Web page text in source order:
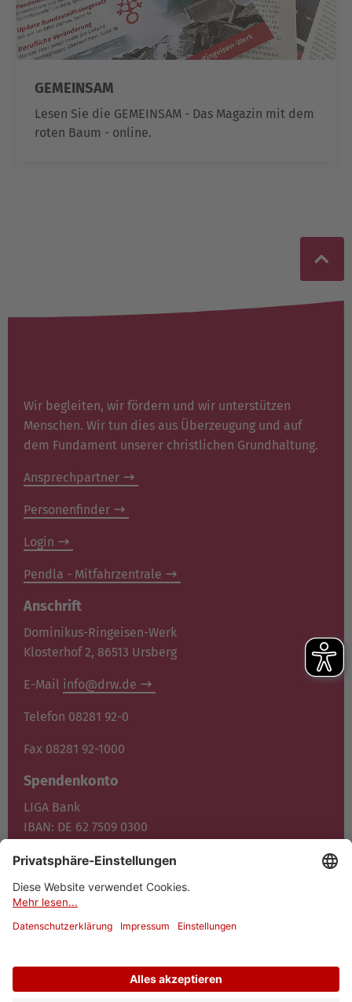
GEMEINSAM
Lesen Sie die GEMEINSAM - Das Magazin mit dem
roten Baum - online.
Wir begleiten, wir fördern und wir unterstützen
Menschen. Wir tun dies aus Überzeugung und auf
dem Fundament unserer christlichen Grundhaltung.
Ansprechpartner
Personenfinder
Login
Pendla - Mitfahrzentrale
Anschrift
Dominikus-Ringeisen-Werk
Klosterhof 2, 86513 Ursberg
E-Mail info@drw.de
Telefon 08281 92-0
Fax 08281 92-1000
Spendenkonto
LIGA Bank
IBAN: DE 62 7509 0300
BIC: GENO DE F1M05
Jetzt spenden
Cookies Barrierefreiheit